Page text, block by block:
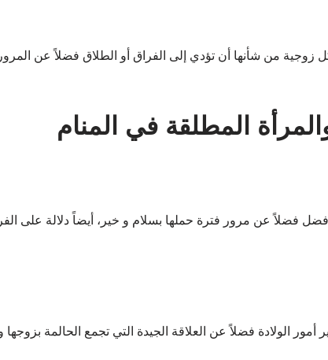
من شأنها أن تؤدي إلى الفراق أو الطلاق فضلاً عن
المطلقة في المنام
فضلاً عن مرور فترة حملها بسلام و خير، أيضاً دلالة على
الولادة فضلاً عن العلاقة الجيدة التي تجمع الحالمة بزوجها و